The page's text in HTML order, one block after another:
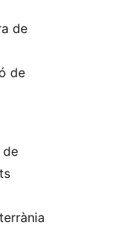
de
de
de